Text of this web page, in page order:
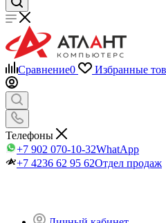
Сравнение0 Избранные
Телефоны
+7 902 070-10-32WhatApp
+7 4236 62 95 62Отдел продаж